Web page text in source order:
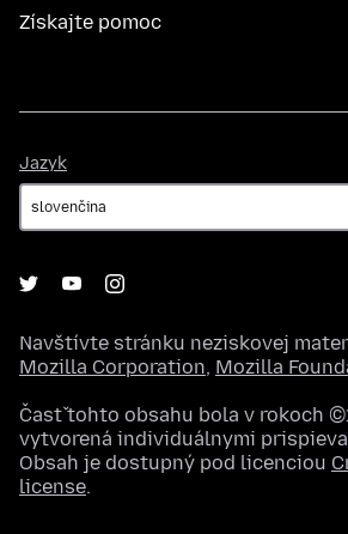
Získajte pomoc
Jazyk
Navštívte stránku neziskovej
Mozilla Corporation, Mozilla
Časť tohto obsahu bola v rokoch
vytvorená individuálnymi
Obsah je dostupný pod licenciou
license.